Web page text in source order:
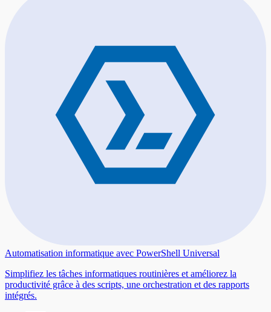
Automatisation informatique avec PowerShell Universal
Simplifiez les tâches informatiques routinières et améliorez la
productivité grâce à des scripts, une orchestration et des rapports
intégrés.